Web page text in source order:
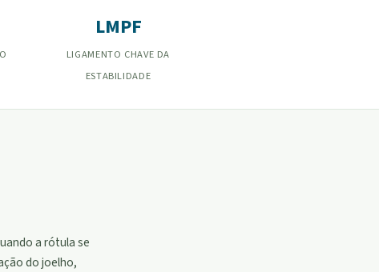
LMPF
LIGAMENTO CHAVE DA
ESTABILIDADE
a rótula se
do joelho,